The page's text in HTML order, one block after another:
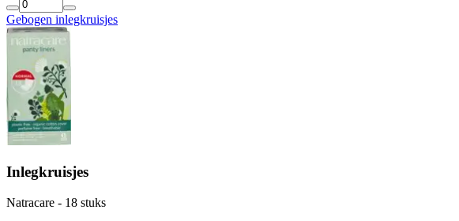
Gebogen inlegkruisjes
Inlegkruisjes
Natracare - 18 stuks